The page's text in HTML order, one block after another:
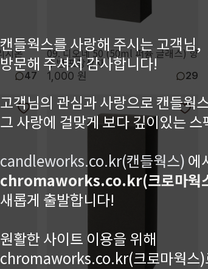
시온
47
09. 디오네 50 (50ml 퍼퓸 글래스) 향
수병 포장상자
1,000 원 29
캔들웍스를 사랑해 주시는 고객님,
방문해 주셔서 감사합니다!
고객님의 관심과 사랑으로 캔들웍
그 사랑에 걸맞게 보다 깊이있는
candleworks.co.kr(캔들웍스) 에
chromaworks.co.kr(크로마웍
새롭게 출발합니다!
원활한 사이트 이용을 위해
chromaworks.co.kr(크로마웍스)